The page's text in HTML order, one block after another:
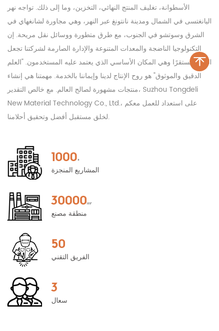
الأسطوانة، تغليف المنتج النهائي، التخزين، وما إلى ذلك. تواجه نهر
اليانغتسى في الشمال ومدينة نانتونغ عبر النهر، وهي مجاورة لشانغهاي في
الشرق وسوتشو في الجنوب، مع طرق متطورة ووسائل نقل مريحة. إن
التكنولوجيا الناضجة والمعدات المتنوعة والإدارة الصارمة لشركتنا تجعل
المنتج مستقرًا وهي المكان الأساسي الذي يعتمد عليه المستخدمون. "العلم
الدقيق والموثوق" هو روح الإنتاج لدينا وإيماننا بالخدمة. مهمتنا هي إنشاء
منتجات مشهورة لصالح العالم. مع خالص التقدير، Suzhou Tongdeli
New Material Technology Co., Ltd.، على استعداد للعمل معكم
لخلق مستقبل أفضل وتحقيق أحلامنا.
1000+
المشاريع المنجزة
30000m²
منطقة مصنع
50
الفريق التقني
3
سعال